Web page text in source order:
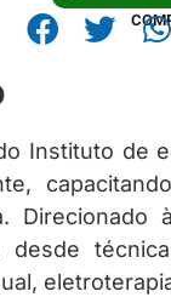
Instituto de
Direcionado